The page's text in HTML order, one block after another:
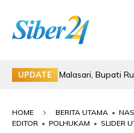
UPDATE
di Malasari, Bupati Rudy
HOME BERITA UTAMA •
EDITOR • POLHUKAM • SLIDER